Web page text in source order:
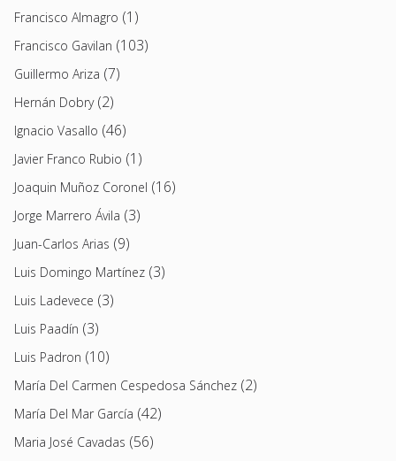
Francisco Almagro (1)
Francisco Gavilan (103)
Guillermo Ariza (7)
Hernán Dobry(2)
Ignacio Vasallo (46)
Javier Franco Rubio (1)
Joaquin Muñoz Coronel (16)
Jorge Marrero Ávila (3)
Juan-Carlos Arias (9)
Luis Domingo Martínez (3)
Luis Ladevece (3)
Luis Paadín (3)
Luis Padron (10)
María Del Carmen Cespedosa Sánchez (2)
María Del Mar García (42)
Maria José Cavadas (56)